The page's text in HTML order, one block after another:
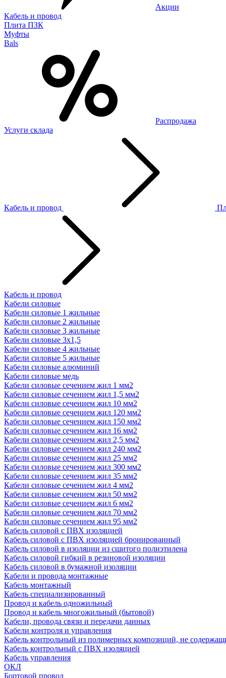
Акции
Кабель и провод
Плита ПЗК
Муфты
Bals
Распродажа
Услуги склада
Кабель и провод
Кабель и провод
Кабели силовые
Кабели силовые 1 жильные
Кабели силовые 2 жильные
Кабели силовые 3 жильные
Кабели силовые 3х1,5
Кабели силовые 4 жильные
Кабели силовые 5 жильные
Кабели силовые алюминий
Кабели силовые медь
Кабели силовые сечением жил 1 мм2
Кабели силовые сечением жил 1,5 мм2
Кабели силовые сечением жил 10 мм2
Кабели силовые сечением жил 120 мм2
Кабели силовые сечением жил 150 мм2
Кабели силовые сечением жил 16 мм2
Кабели силовые сечением жил 2,5 мм2
Кабели силовые сечением жил 240 мм2
Кабели силовые сечением жил 25 мм2
Кабели силовые сечением жил 300 мм2
Кабели силовые сечением жил 35 мм2
Кабели силовые сечением жил 4 мм2
Кабели силовые сечением жил 50 мм2
Кабели силовые сечением жил 6 мм2
Кабели силовые сечением жил 70 мм2
Кабели силовые сечением жил 95 мм2
Кабель силовой с ПВХ изоляцией
Кабель силовой с ПВХ изоляцией бронированный
Кабель силовой в изоляции из сшитого полиэтилена
Кабель силовой гибкий в резиновой изоляции
Кабель силовой в бумажной изоляции
Кабели и провода монтажные
Кабель монтажный
Кабель специализированный
Провод и кабель одножильный
Провод и кабель многожильный (бытовой)
Кабели, провода связи и передачи данных
Кабели контроля и управления
Кабель контрольный из полимерных композиций, не
Кабель контрольный с ПВХ изоляцией
Кабель управления
ОКЛ
Бортовой провод